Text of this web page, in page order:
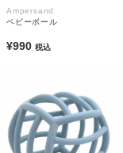
Ampersand
ベビーボール
¥990 税込